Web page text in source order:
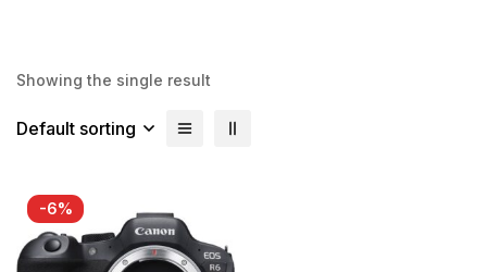
Showing the single result
Default sorting
-6%